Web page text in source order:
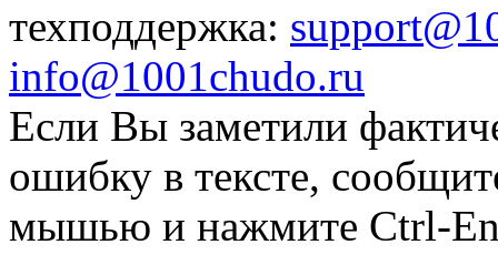
техподдержка:
info@1001chudo.ru
Если Вы заметили
ошибку в тексте,
мышью и нажмите Ctrl-